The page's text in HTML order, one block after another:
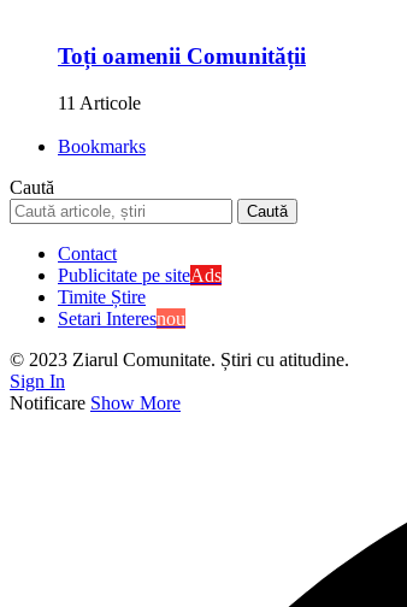
Toți oamenii Comunității
11 Articole
Bookmarks
Caută
Contact
Publicitate pe siteAds
Timite Știre
Setari Interesnou
© 2023 Ziarul Comunitate. Știri cu atitudine.
Sign In
Notificare Show More